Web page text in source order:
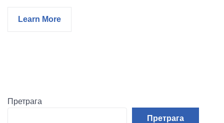
Learn More
Претрага
Претрага